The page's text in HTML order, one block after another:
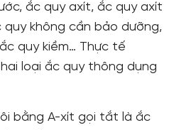
ắc quy axít, ắc quy axít
quy không cần bảo dưỡng,
quy kiềm… Thực tế
loại ắc quy thông dụng
bằng A-xít gọi tắt là ắc